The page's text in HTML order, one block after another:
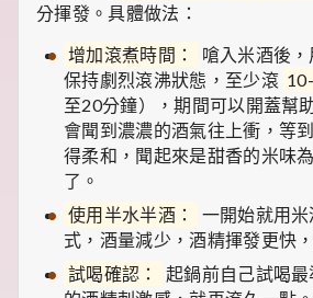
分揮發。具體做法：
增加滾煮時間：
嗆入米酒後
保持劇烈滾沸狀態，至少滾
至20分鐘），期間可以開蓋幫
會聞到濃濃的酒氣往上衝，等
得柔和，聞起來是甜香的米味
了。
使用半水半酒：
一開始就用米
式，酒量減少，酒精揮發更快
試喝確認：
起鍋前自己試喝